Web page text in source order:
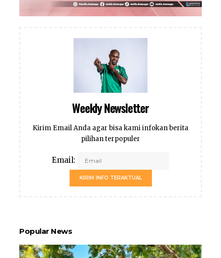
Weekly Newsletter
Kirim Email Anda agar bisa kami infokan berita
pilihan terpopuler
Email:
KIRIM INFO TERAKTUAL
Popular News